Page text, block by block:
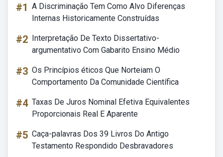
#1 A Discriminação Tem Como Alvo Diferenças
Internas Historicamente Construídas
#2 Interpretação De Texto Dissertativo-
argumentativo Com Gabarito Ensino Médio
#3 Os Princípios éticos Que Norteiam O
Comportamento Da Comunidade Científica
#4 Taxas De Juros Nominal Efetiva Equivalentes
Proporcionais Real E Aparente
#5 Caça-palavras Dos 39 Livros Do Antigo
Testamento Respondido Desbravadores